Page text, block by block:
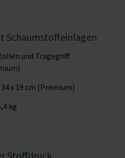
Schaumstoffeinlagen
und Tragegriff
34 x 19 cm (Premium)
kg
Stoffdruck